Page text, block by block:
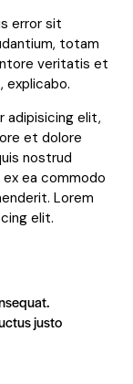
error sit
totam
veritatis et
adipisicing elit,
et dolore
nostrud
ea commodo
Lorem
elit.
justo